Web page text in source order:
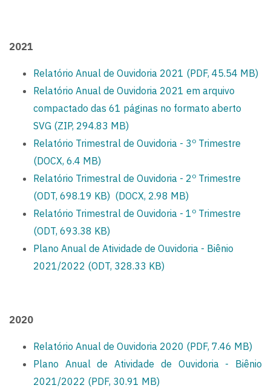
2021
Relatório Anual de Ouvidoria 2021 (PDF, 45.54 MB)
Relatório Anual de Ouvidoria 2021 em arquivo
compactado das 61 páginas no formato aberto
SVG (ZIP, 294.83 MB)
Relatório Trimestral de Ouvidoria - 3 o Trimestre
(DOCX, 6.4 MB)
Relatório Trimestral de Ouvidoria - 2o Trimestre
(ODT, 698.19 KB) (DOCX, 2.98 MB)
Relatório Trimestral de Ouvidoria - 1 o Trimestre
(ODT, 693.38 KB)
Plano Anual de Atividade de Ouvidoria - Biênio
2021/2022 (ODT, 328.33 KB)
2020
Relatório Anual de Ouvidoria 2020 (PDF, 7.46 MB)
Plano Anual de Atividade de Ouvidoria - Biênio
2021/2022 (PDF, 30.91 MB)